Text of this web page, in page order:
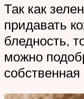
Так как
придавать
бледность,
можно